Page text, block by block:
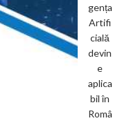
gența
Artifi
cială
devin
e
aplica
bil în
Româ